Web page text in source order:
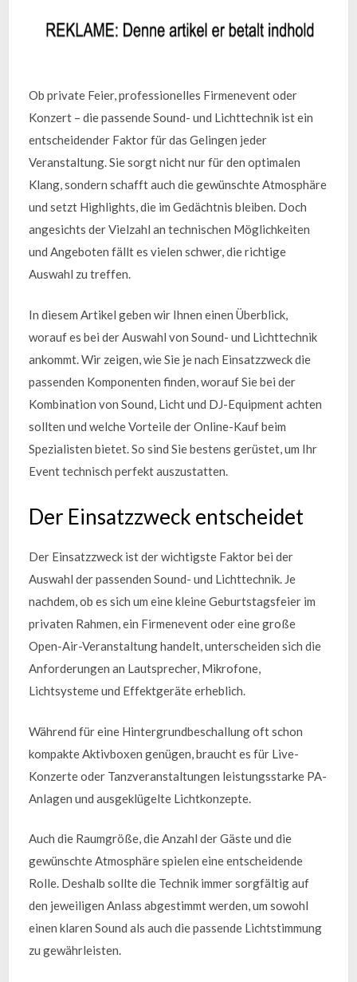
Ob private Feier, professionelles Firmenevent oder
Konzert – die passende Sound- und Lichttechnik ist ein
entscheidender Faktor für das Gelingen jeder
Veranstaltung. Sie sorgt nicht nur für den optimalen
Klang, sondern schafft auch die gewünschte Atmosphäre
und setzt Highlights, die im Gedächtnis bleiben. Doch
angesichts der Vielzahl an technischen Möglichkeiten
und Angeboten fällt es vielen schwer, die richtige
Auswahl zu treffen.
In diesem Artikel geben wir Ihnen einen Überblick,
worauf es bei der Auswahl von Sound- und Lichttechnik
ankommt. Wir zeigen, wie Sie je nach Einsatzzweck die
passenden Komponenten finden, worauf Sie bei der
Kombination von Sound, Licht und DJ-Equipment achten
sollten und welche Vorteile der Online-Kauf beim
Spezialisten bietet. So sind Sie bestens gerüstet, um Ihr
Event technisch perfekt auszustatten.
Der Einsatzzweck entscheidet
Der Einsatzzweck ist der wichtigste Faktor bei der
Auswahl der passenden Sound- und Lichttechnik. Je
nachdem, ob es sich um eine kleine Geburtstagsfeier im
privaten Rahmen, ein Firmenevent oder eine große
Open-Air-Veranstaltung handelt, unterscheiden sich die
Anforderungen an Lautsprecher, Mikrofone,
Lichtsysteme und Effektgeräte erheblich.
Während für eine Hintergrundbeschallung oft schon
kompakte Aktivboxen genügen, braucht es für Live-
Konzerte oder Tanzveranstaltungen leistungsstarke PA-
Anlagen und ausgeklügelte Lichtkonzepte.
Auch die Raumgröße, die Anzahl der Gäste und die
gewünschte Atmosphäre spielen eine entscheidende
Rolle. Deshalb sollte die Technik immer sorgfältig auf
den jeweiligen Anlass abgestimmt werden, um sowohl
einen klaren Sound als auch die passende Lichtstimmung
zu gewährleisten.